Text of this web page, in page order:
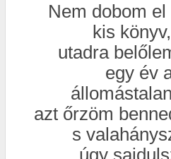
Nem dobom el
kis
utadra
egy év
azt őrzöm
s
úgy